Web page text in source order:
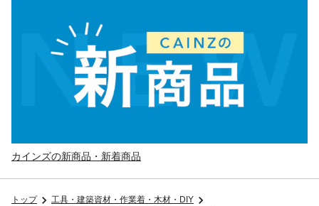
カインズの新商品・新着商品
トップ
工具・建築資材・作業着・木材・DIY